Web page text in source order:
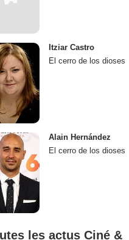
Itziar Castro
El cerro de los dioses
Alain Hernández
El cerro de los dioses
les actus Ciné &